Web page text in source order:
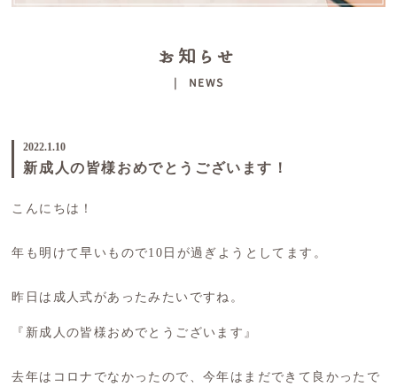
お知らせ
| NEWS
2022.1.10
新成人の皆様おめでとうございます！
こんにちは！
年も明けて早いもので10日が過ぎようとしてます。
昨日は成人式があったみたいですね。
『新成人の皆様おめでとうございます』
去年はコロナでなかったので、今年はまだできて良かったで